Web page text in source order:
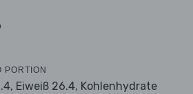
PORTION
Eiweiß 26.4, Kohlenhydrate